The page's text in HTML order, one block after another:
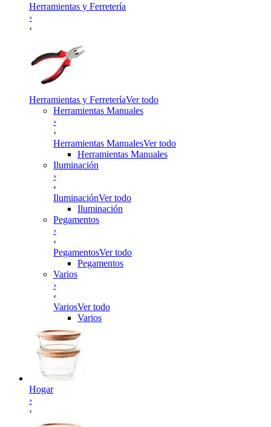
Herramientas y Ferretería
›
‹
Herramientas y FerreteríaVer todo
Herramientas Manuales
›
‹
Herramientas ManualesVer todo
Herramientas Manuales
Iluminación
›
‹
IluminaciónVer todo
Iluminación
Pegamentos
›
‹
PegamentosVer todo
Pegamentos
Varios
›
‹
VariosVer todo
Varios
Hogar
›
‹